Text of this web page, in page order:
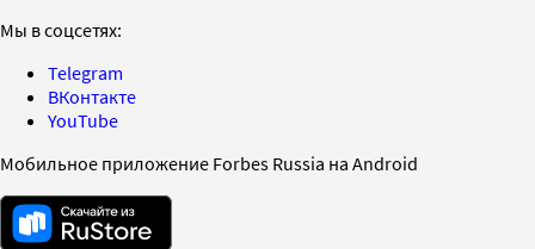
Мы в соцсетях:
Telegram
ВКонтакте
YouTube
Мобильное приложение Forbes Russia на Android